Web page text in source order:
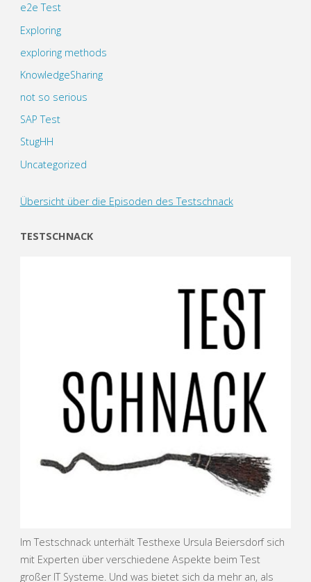
e2e Test
Exploring
exploring methods
KnowledgeSharing
not so serious
SAP Test
StugHH
Uncategorized
Übersicht über die Episoden des Testschnack
TESTSCHNACK
Im Testschnack unterhält Testhexe Ursula Beiersdorf sich
mit Experten über verschiedene Aspekte beim Test
großer IT Systeme. Und was bietet sich da mehr an, als